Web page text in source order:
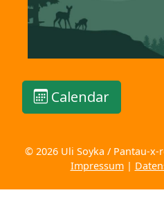
Calendar
© 2026 Uli Soyka / Pantau-
Impressum|